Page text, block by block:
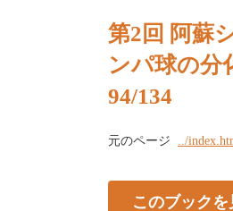
第2回 阿蘇
ンパ球の分
94/134
元のページ ../
このブックを